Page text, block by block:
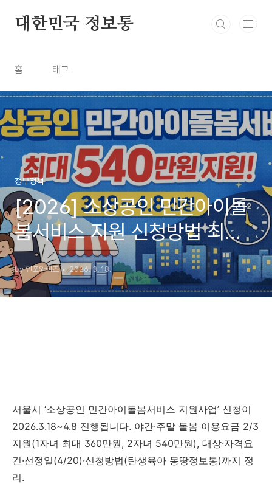
대한민국 정보통
홈 태그
정부정책
[2026] 소상공인 민간아이돌
봄서비스 지원 신청방법 최대
540만 원(야간·주말 돌봄)
by 인포와이즈 2026. 3. 18.
서울시 ‘소상공인 민간아이돌봄서비스 지원사업’ 신청이
2026.3.18~4.8 진행됩니다. 야간·주말 돌봄 이용요금 2/3
지원(1자녀 최대 360만원, 2자녀 540만원), 대상·자격요
건·선정일(4/20)·신청방법(탄생육아 몽땅정보통)까지 정
리.